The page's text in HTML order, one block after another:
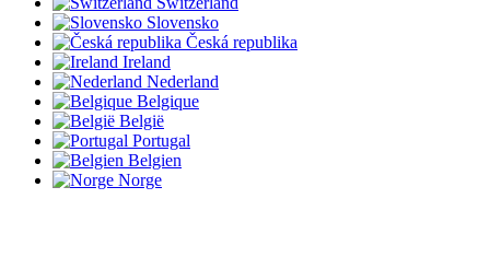
Slovensko
Česká republika
Ireland
Nederland
Belgique
België
Portugal
Belgien
Norge